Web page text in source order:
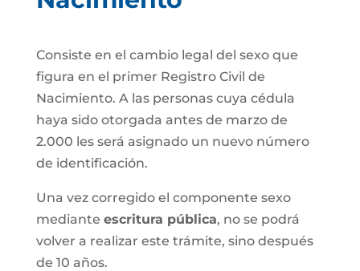
Consiste en el cambio legal del sexo que
figura en el primer Registro Civil de
Nacimiento. A las personas cuya cédula
haya sido otorgada antes de marzo de
2.000 les será asignado un nuevo número
de identificación.
Una vez corregido el componente sexo
mediante escritura pública, no se podrá
volver a realizar este trámite, sino después
de 10 años.